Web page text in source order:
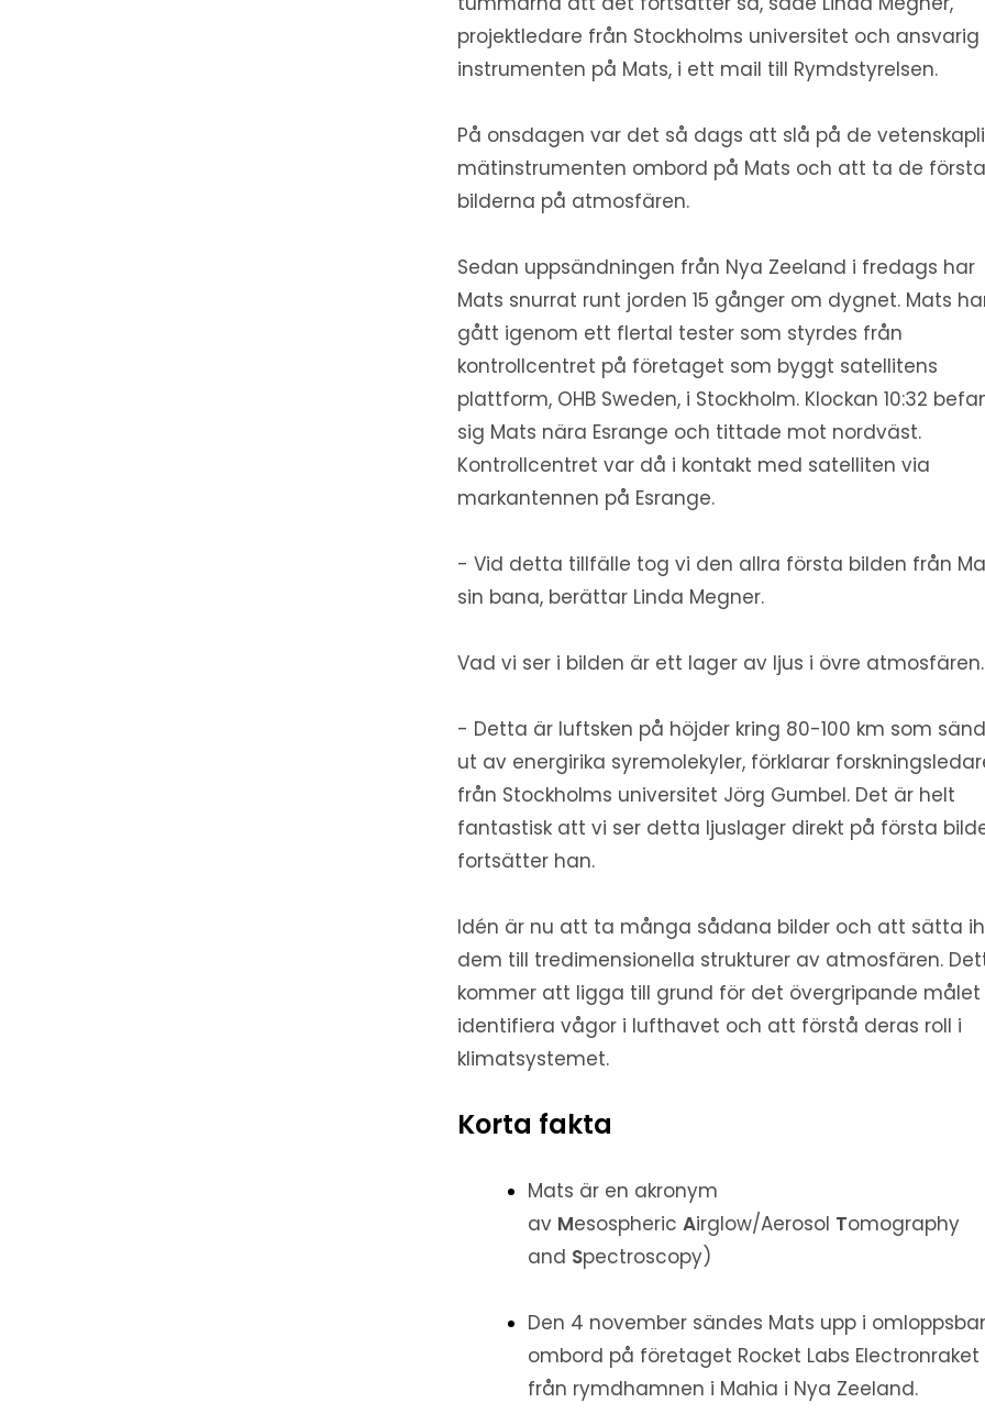
projektledare från Stockholms universitet och ansvarig
instrumenten på Mats, i ett mail till Rymdstyrelsen.
På onsdagen var det så dags att slå på de
mätinstrumenten ombord på Mats och att ta de första
bilderna på atmosfären.
Sedan uppsändningen från Nya Zeeland i fredags har
Mats snurrat runt jorden 15 gånger om dygnet. Mats
gått igenom ett flertal tester som styrdes från
kontrollcentret på företaget som byggt satellitens
plattform, OHB Sweden, i Stockholm. Klockan 10:32
sig Mats nära Esrange och tittade mot nordväst.
Kontrollcentret var då i kontakt med satelliten via
markantennen på Esrange.
- Vid detta tillfälle tog vi den allra första bilden från
sin bana, berättar Linda Megner.
Vad vi ser i bilden är ett lager av ljus i övre atmosfären.
- Detta är luftsken på höjder kring 80-100 km som
ut av energirika syremolekyler, förklarar
från Stockholms universitet Jörg Gumbel. Det är helt
fantastisk att vi ser detta ljuslager direkt på första
fortsätter han.
Idén är nu att ta många sådana bilder och att sätta
dem till tredimensionella strukturer av atmosfären.
kommer att ligga till grund för det övergripande
identifiera vågor i lufthavet och att förstå deras roll i
klimatsystemet.
Korta fakta
Mats är en akronym
av MesosphericAirglow/Aerosol Tomography
and Spectroscopy)
Den 4 november sändes Mats upp i
ombord på företaget Rocket Labs Electronraket
från rymdhamnen i Mahia i Nya Zeeland.